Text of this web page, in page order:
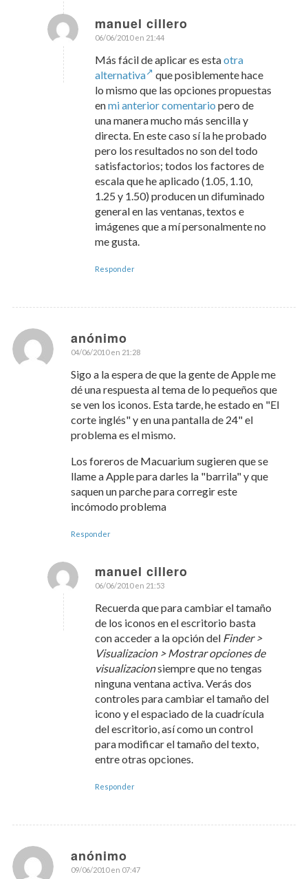
manuel cillero
Dice:
06/06/2010 en 21:44
Más fácil de aplicar es estaotra
alternativa
que posiblemente hace
lo mismo que las opciones propuestas
enmi anterior comentario pero de
una manera mucho más sencilla y
directa. En este caso sí la he probado
pero los resultados no son del todo
satisfactorios; todos los factores de
escala que he aplicado (1.05, 1.10,
1.25 y 1.50) producen un difuminado
general en las ventanas, textos e
imágenes que a mí personalmente no
me gusta.
Responder
anónimo
Dice:
04/06/2010 en 21:28
Sigo a la espera de que la gente de Apple me
dé una respuesta al tema de lo pequeños que
se ven los iconos. Esta tarde, he estado en "El
corte inglés" y en una pantalla de 24" el
problema es el mismo.
Los foreros de Macuarium sugieren que se
llame a Apple para darles la "barrila" y que
saquen un parche para corregir este
incómodo problema
Responder
manuel cillero
Dice:
06/06/2010 en 21:53
Recuerda que para cambiar el tamaño
de los iconos en el escritorio basta
con acceder a la opción del Finder >
Visualizacion > Mostrar opciones de
visualizacionsiempre que no tengas
ninguna ventana activa. Verás dos
controles para cambiar el tamaño del
icono y el espaciado de la cuadrícula
del escritorio, así como un control
para modificar el tamaño del texto,
entre otras opciones.
Responder
anónimo
Dice:
09/06/2010 en 07:47